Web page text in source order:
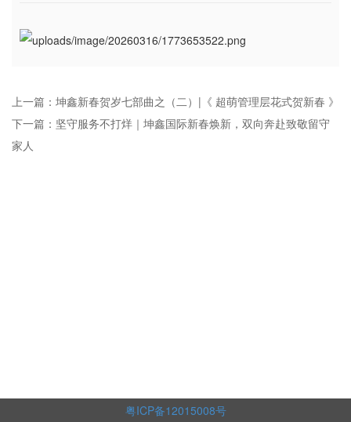
上一篇：坤鑫新春贺岁七部曲之（二）|《 超萌管理层花式贺新春 》
下一篇：坚守服务不打烊｜坤鑫国际新春焕新，双向奔赴致敬留守
家人
粤ICP备12015008号